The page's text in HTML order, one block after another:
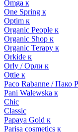
Omga к
One Spring к
Optim к
Organic People к
Organic Shop к
Organic Terapy к
Orkide к
Orly / Орли к
Ottie к
Paco Rabanne / Пако
Pani Walewska к
Chic
Classic
Papaya Gold к
Parisa cosmetics к